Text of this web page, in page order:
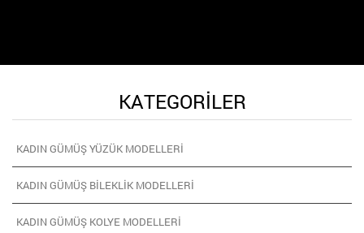
KATEGORILER
KADIN GÜMÜŞ YÜZÜK MODELLERI
KADIN GÜMÜŞ BILEKLIK MODELLERI
KADIN GÜMÜŞ KOLYE MODELLERI